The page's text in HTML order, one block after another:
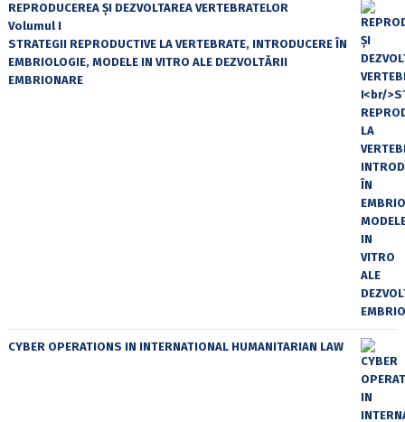
REPRODUCEREA ȘI DEZVOLTAREA VERTEBRATELOR
Volumul I
STRATEGII REPRODUCTIVE LA VERTEBRATE, INTRODUCERE ÎN
EMBRIOLOGIE, MODELE IN VITRO ALE DEZVOLTĂRII
EMBRIONARE
CYBER OPERATIONS IN INTERNATIONAL HUMANITARIAN LAW